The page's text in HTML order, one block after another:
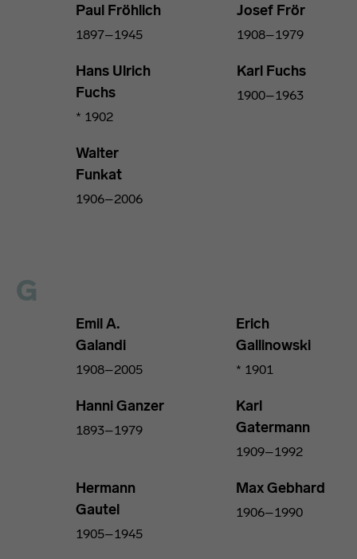
Paul Fröhlich
1897–1945
Josef Frör
1908–1979
Hans Ulrich
Fuchs
* 1902
Karl Fuchs
1900–1963
Walter
Funkat
1906–2006
G
Emil A.
Galandi
1908–2005
Erich
Gallinowski
* 1901
Hanni Ganzer
1893–1979
Karl
Gatermann
1909–1992
Hermann
Gautel
1905–1945
Max Gebhard
1906–1990